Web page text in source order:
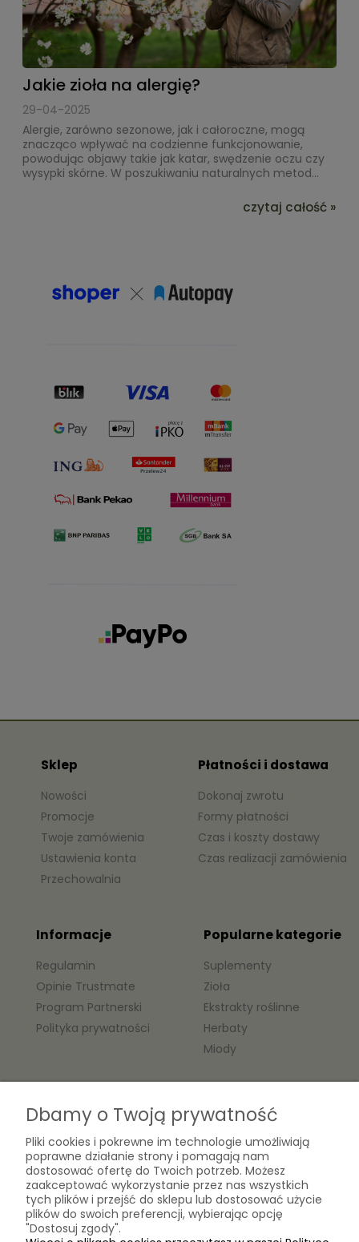
Jakie zioła na alergię?
29-04-2025
Alergie, zarówno sezonowe, jak i całoroczne, mogą
znacząco wpływać na codzienne funkcjonowanie,
powodując objawy takie jak katar, swędzenie oczu czy
wysypki skórne. W poszukiwaniu naturalnych metod...
czytaj całość »
Laboratorium Zielarza Sp. z
o.o.
ul. Kopernika 10A
05-825 Grodzisk Mazowiecki
Sklep
Nowości
Promocje
Twoje zamówienia
Ustawienia konta
Przechowalnia
Płatności i dostawa
Dokonaj zwrotu
Formy płatności
Czas i koszty dostawy
Czas realizacji zamówienia
Informacje
Regulamin
Opinie Trustmate
Program Partnerski
Polityka prywatności
Popularne kategorie
Suplementy
Zioła
Ekstrakty roślinne
Herbaty
Miody
O nas
Kontakt
Biogram Henryk Różański
Blog
O firmie
Dbamy o Twoją prywatność
Pliki cookies i pokrewne im technologie umożliwiają
poprawne działanie strony i pomagają nam
dostosować ofertę do Twoich potrzeb. Możesz
zaakceptować wykorzystanie przez nas wszystkich
tych plików i przejść do sklepu lub dostosować użycie
plików do swoich preferencji, wybierając opcję
"Dostosuj zgody".